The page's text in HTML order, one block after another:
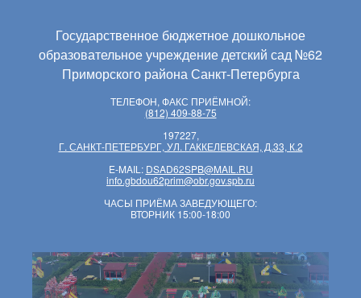
Государственное бюджетное дошкольное
образовательное учреждение детский сад №62
Приморского района Санкт-Петербурга
ТЕЛЕФОН, ФАКС ПРИЁМНОЙ:
(812) 409-88-75
197227,
Г. САНКТ-ПЕТЕРБУРГ, УЛ. ГАККЕЛЕВСКАЯ, Д.33, К.2
E-MAIL: DSAD62SPB@MAIL.RU
info.gbdou62prim@obr.gov.spb.ru
ЧАСЫ ПРИЁМА ЗАВЕДУЮЩЕГО:
ВТОРНИК 15:00-18:00